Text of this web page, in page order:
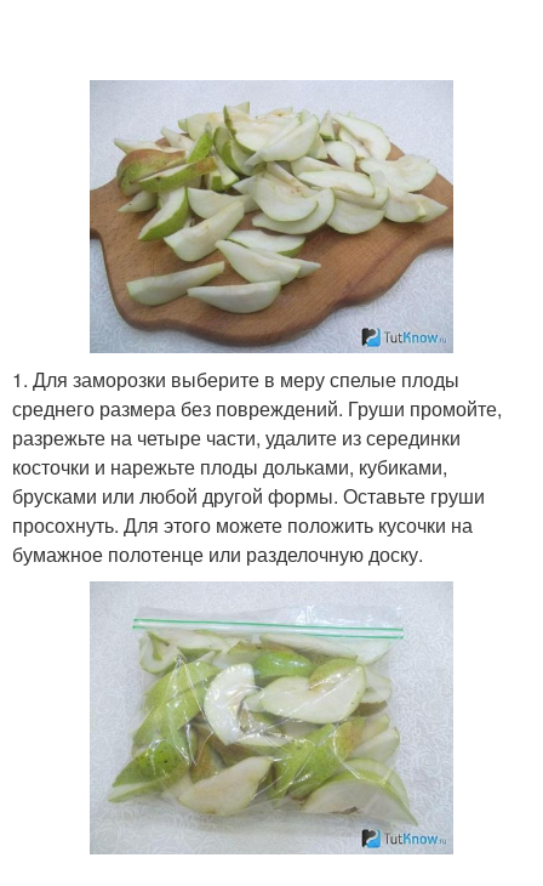
1. Для заморозки выберите в меру спелые плоды
среднего размера без повреждений. Груши промойте,
разрежьте на четыре части, удалите из серединки
косточки и нарежьте плоды дольками, кубиками,
брусками или любой другой формы. Оставьте груши
просохнуть. Для этого можете положить кусочки на
бумажное полотенце или разделочную доску.